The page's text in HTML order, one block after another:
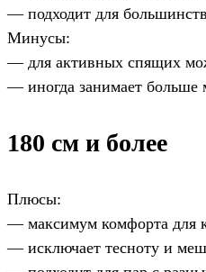
— подходит для
Минусы:
— для активных спящих
— иногда занимает больше
180 см и более
Плюсы:
— максимум комфорта для
— исключает тесноту и